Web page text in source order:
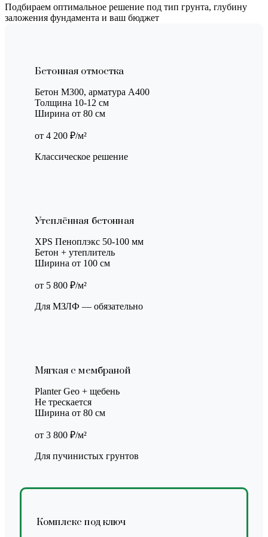
Подбираем оптимальное решение под тип грунта, глубину
заложения фундамента и ваш бюджет
Бетонная отмостка
Бетон М300, арматура А400
Толщина 10-12 см
Ширина от 80 см
от 4 200 ₽/м²
Классическое решение
Утеплённая бетонная
XPS Пеноплэкс 50-100 мм
Бетон + утеплитель
Ширина от 100 см
от 5 800 ₽/м²
Для МЗЛФ — обязательно
Мягкая с мембраной
Planter Geo + щебень
Не трескается
Ширина от 80 см
от 3 800 ₽/м²
Для пучинистых грунтов
Комплекс под ключ